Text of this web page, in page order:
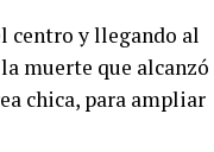
centro y llegando al
muerte que alcanzó
chica, para ampliar